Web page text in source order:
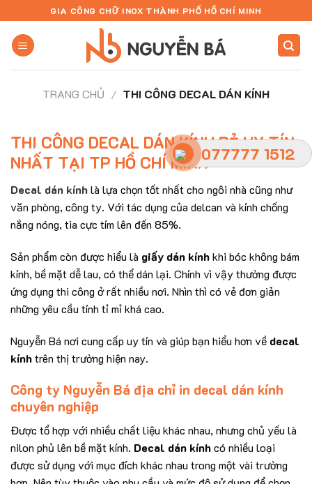
to
content
GIA CÔNG CHỮ INOX THÀNH PHỐ HỒ CHÍ MINH
TRANG CHỦ / THI CÔNG DECAL DÁN KÍNH
THI CÔNG DECAL DÁN KÍNH RẺ UY TÍN
NHẤT TẠI TP HỒ CHÍ MINH
Decal dán kínhlà lựa chọn tốt nhất cho ngôi nhà cũng như
văn phòng, công ty. Với tác dụng của delcan và kính chống
nắng nóng, tia cực tím lên đến 85%.
Sản phẩm còn được hiểu là giấy dán kínhkhi bóc không bám
kính, bề mặt dễ lau, có thể dán lại. Chính vì vậy thường được
ứng dụng thi công ở rất nhiều nơi. Nhìn thì có vẻ đơn giản
những yêu cầu tính tỉ mỉ khá cao.
Nguyễn Bá nơi cung cấp uy tín và giúp bạn hiểu hơn về decal
kínhtrên thị trường hiện nay.
Công ty Nguyễn Bá địa chỉ in decal dán kính
chuyên nghiệp
Được tổ hợp với nhiều chất liệu khác nhau, nhưng chủ yếu là
nilon phủ lên bề mặt kính. Decal dán kínhcó nhiều loại
được sử dụng với mục đích khác nhau trong một vài trường
077777 1512